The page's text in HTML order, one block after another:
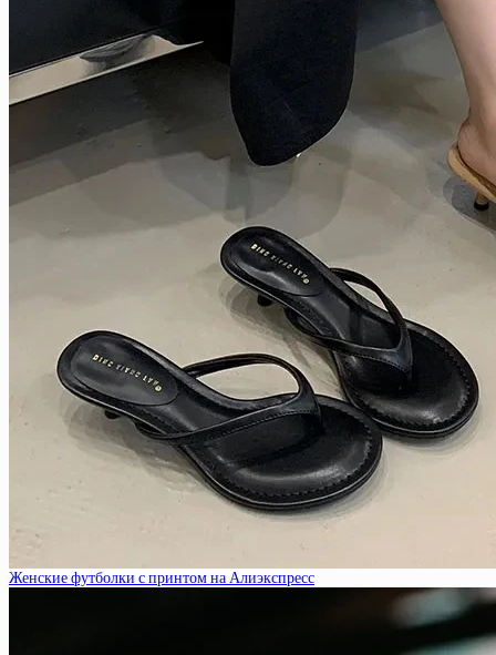
Женские футболки с принтом на Алиэкспресс